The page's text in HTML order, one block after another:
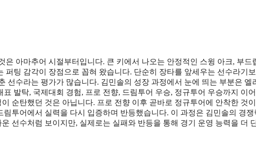
은 아마추어 시절부터입니다. 큰 키에서 나오는 안정적인 스윙 아크, 부드
퍼팅 감각이 장점으로 꼽혀 왔습니다. 단순히 장타를 앞세우는 선수라기
선수라는 평가가 많습니다. 김민솔의 성장 과정에서 눈에 띄는 부분은 엘
발탁, 국제대회 경험, 프로 전향, 드림투어 우승, 정규투어 우승까지 이
순탄했던 것은 아닙니다. 프로 전향 이후 곧바로 정규투어에 안착한 것이
투어에서 실력을 다시 입증하며 반등했습니다. 이 과정은 김민솔의 경쟁
선수처럼 보이지만, 실제로는 실패와 반등을 통해 경기 운영 능력을 더